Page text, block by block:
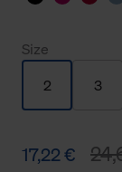
Size
2 3
17,22 €